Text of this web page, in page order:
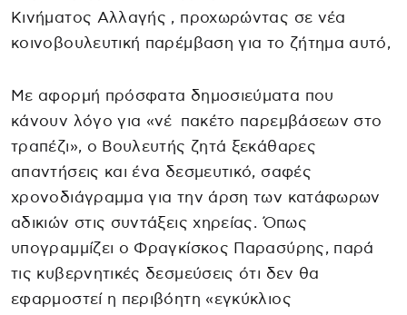
Κινήματος Αλλαγής , προχωρώντας σε νέα
κοινοβουλευτική παρέμβαση για το ζήτημα αυτό,
Με αφορμή πρόσφατα δημοσιεύματα που
κάνουν λόγο για «νέ πακέτο παρεμβάσεων στο
τραπέζι», ο Βουλευτής ζητά ξεκάθαρες
απαντήσεις και ένα δεσμευτικό, σαφές
χρονοδιάγραμμα για την άρση των κατάφωρων
αδικιών στις συντάξεις χηρείας. Όπως
υπογραμμίζει ο Φραγκίσκος Παρασύρης, παρά
τις κυβερνητικές δεσμεύσεις ότι δεν θα
εφαρμοστεί η περιβόητη «εγκύκλιος